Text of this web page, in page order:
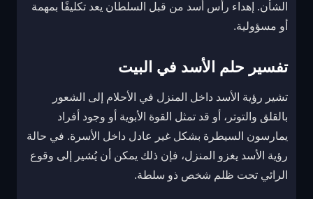
الشأن. إهداء رأس أسد من قبل السلطان يعد تكليفًا بمهمة
أو مسؤولية.
تفسير حلم الأسد في البيت
تشير رؤية الأسد داخل المنزل في الأحلام إلى الشعور
بالقلق والتوتر، أو قد تمثل القوة الأبوية أو وجود أفراد
يمارسون السيطرة بشكل غير عادل داخل الأسرة. في حالة
رؤية الأسد يغزو المنزل، فإن ذلك يمكن أن يُشير إلى وقوع
الرائي تحت ظلم شخص ذو سلطة.